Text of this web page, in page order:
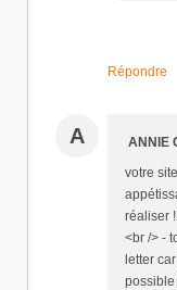
Répondre
A ANNIE
votre
réaliser
<br /> -
letter